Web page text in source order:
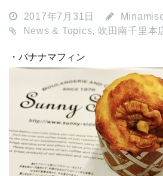
2017年7月31日
News & Topics, 吹田南千里本
・バナナマフィン